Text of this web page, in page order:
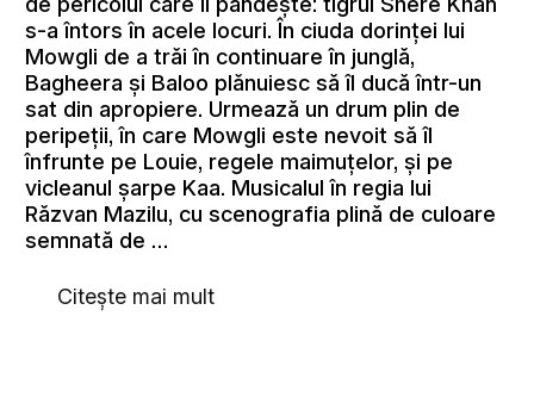
s-a întors în acele locuri. În ciuda dorinței lui
Mowgli de a trăi în continuare în junglă,
Bagheera și Baloo plănuiesc să îl ducă într-un
sat din apropiere. Urmează un drum plin de
peripeții, în care Mowgli este nevoit să îl
înfrunte pe Louie, regele maimuțelor, și pe
vicleanul șarpe Kaa. Musicalul în regia lui
Răzvan Mazilu, cu scenografia plină de culoare
semnată de …
Citește mai mult